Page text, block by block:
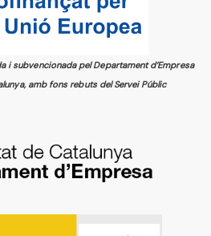
i subvencionada pel Departament d’Empresa
amb fons rebuts del Servei Públic